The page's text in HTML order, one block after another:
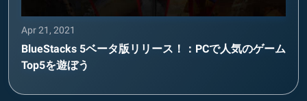
Apr 21, 2021
BlueStacks 5ベータ版リリース！：PCで人気のゲーム
Top5を遊ぼう